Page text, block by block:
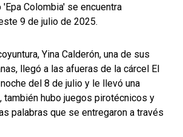
Colombia' se encuentra
9 de julio de 2025.
Yina Calderón, una de sus
llegó a las afueras de la cárcel El
del 8 de julio y le llevó una
también hubo juegos pirotécnicos y
palabras que se entregaron a través